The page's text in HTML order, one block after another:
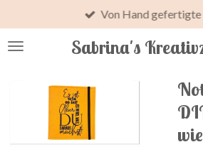
Hauptinhalt
springen
Sabrina's
Von Hand